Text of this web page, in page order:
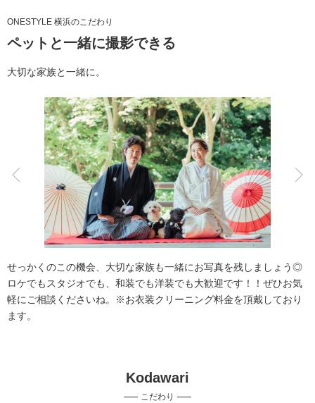
衣装
オプション
アクセス/TEL スタジオトップ
こだわりポイント
チャペルでの撮影 歴史的建造物での撮影
ONESTYLE 横浜のこだわり
ペットと一緒に撮影できる
大切な家族と一緒に。
せっかくのこの機会、大切な家族も一緒にお写真を残しましょう◎
ロケでもスタジオでも、和装でも洋装でも大歓迎です！！ぜひお気
軽にご相談くださいね。※お衣装クリーニング料金を頂戴しており
ます。
Kodawari
こだわり